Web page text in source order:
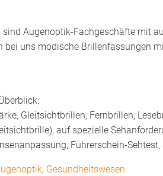
sind Augenoptik-Fachgeschäfte mit
bei uns modische Brillenfassungen
Gleitsichtbrillen, Fernbrillen,
auf spezielle
Führerschein-
, Gesundheitswesen